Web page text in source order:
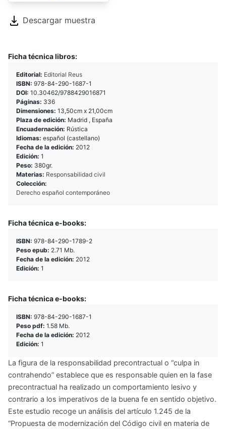
Descargar muestra
Ficha técnica libros:
Editorial: Editorial Reus
ISBN: 978-84-290-1687-1
DOI: 10.30462/9788429016871
Páginas: 336
Dimensiones: 13,50cm x 21,00cm
Plaza de edición: Madrid , España
Encuadernación: Rústica
Idiomas: español (castellano)
Fecha de la edición: 2012
Edición: 1
Peso: 380gr.
Materias: Responsabilidad civil
Colección:
Derecho español contemporáneo
Ficha técnica e-books:
ISBN: 978-84-290-1789-2
Peso epub: 2.71 Mb.
Fecha de la edición: 2012
Edición: 1
Ficha técnica e-books:
ISBN: 978-84-290-1687-1
Peso pdf: 1.58 Mb.
Fecha de la edición: 2012
Edición: 1
La figura de la responsabilidad precontractual o “culpa in
contrahendo” establece que es responsable quien en la fase
precontractual ha realizado un comportamiento lesivo y
contrario a los imperativos de la buena fe en sentido objetivo.
Este estudio recoge un análisis del artículo 1.245 de la
“Propuesta de modernización del Código civil en materia de